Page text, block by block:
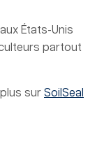
États-Unis
partout
sur SoilSeal